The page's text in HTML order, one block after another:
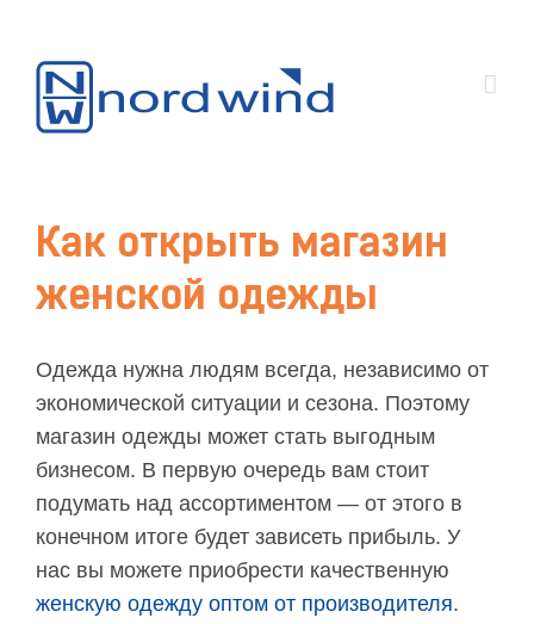
Как открыть магазин
женской одежды
Одежда нужна людям всегда, независимо от
экономической ситуации и сезона. Поэтому
магазин одежды может стать выгодным
бизнесом. В первую очередь вам стоит
подумать над ассортиментом — от этого в
конечном итоге будет зависеть прибыль. У
нас вы можете приобрести качественную
женскую одежду оптом от производителя.